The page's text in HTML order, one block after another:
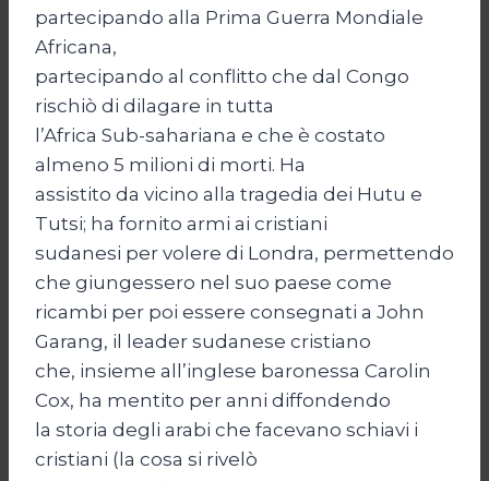
partecipando alla Prima Guerra Mondiale
Africana,
partecipando al conflitto che dal Congo
rischiò di dilagare in tutta
l’Africa Sub-sahariana e che è costato
almeno 5 milioni di morti. Ha
assistito da vicino alla tragedia dei Hutu e
Tutsi; ha fornito armi ai cristiani
sudanesi per volere di Londra, permettendo
che giungessero nel suo paese come
ricambi per poi essere consegnati a John
Garang, il leader sudanese cristiano
che, insieme all’inglese baronessa Carolin
Cox, ha mentito per anni diffondendo
la storia degli arabi che facevano schiavi i
cristiani (la cosa si rivelò